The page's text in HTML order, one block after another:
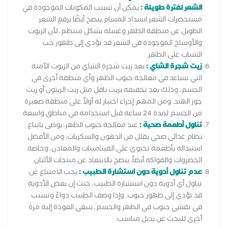
الشعر لفترة طويلة :يمكن أن تسبب المكونات الموجودة في
مستحضرات الشعر انسداد المسام.ينصح أيضًا برفع الشعر
الطويل عن منطقة الظهر وغسله بشكل منتظم، لأن الزيوت
والأوساخ الموجودة في الشعر قد تؤدي إلى ظهور حب
الشباب على الظهر.
زيت شجرة الشاي :يعد زيت شجرة الشاي من الزيوت الآمنة
التي تساعد في معالجة حبوب الظهر وأي منطقة أخرى في
الجسم، وذلك بعد تخفيفه بزيت ناقل مثل زيت الزيتون أو زيت
جوز الهند. ومن المهم إجراء اختبار له أولاً على منطقة صغيرة
من الجسم لمدة 24 ساعة قبل استخدامه في مناطق واسعة.
تناول أطعمة صحية :عند معالجة حبوب الظهر، يوصى باتباع
نظام غذائي صحي يقلل من الدهون والسكريات، ومن الأفضل
استبداله بأطعمة تحتوي على الفيتامينات والمعادن، وخاصة
الخضروات والفواكه.أيضاً، ينصح بالابتعاد عن منتجات الألبان.
عدم تناول أدوية دون استشارة الطبيب :يجب الامتناع عن
تناول أي أدوية دون استشارة الطبيب، حيث إن بعض الأدوية
قد تؤدي إلى ظهور حبوب. وإذا وصف الطبيب دواءً وتسبب
في تفشي حبوب في الظهر والجسم، ينبغي العودة إليه مرة
أخرى للبحث عن بديل مناسب.